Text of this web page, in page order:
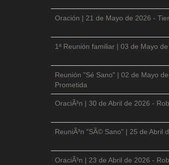
Oración | 21 de Mayo de 2026 -
1ª Reunión familiar | 03 de Mayo
Reunión "Sé Sano" | 02 de Mayo
Prometida
OraciÃ³n | 30 de Abril de 2026 -
ReuniÃ³n "SÃ© Sano" | 25 de Abril
OraciÃ³n | 23 de Abril de 2026 -